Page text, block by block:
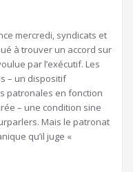
mercredi, syndicats et
à trouver un accord sur
par l’exécutif. Les
– un dispositif
patronales en fonction
– une condition sine
Mais le patronat
qu’il juge «